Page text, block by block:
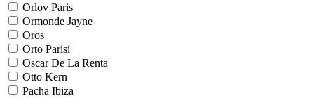
Orlov Paris
Ormonde Jayne
Oros
Orto Parisi
Oscar De La Renta
Otto Kern
Pacha Ibiza